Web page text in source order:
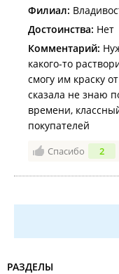
Филиал:
Достоинства: Нет
Комментарий:
какого-то
смогу им краску
сказала не знаю
времени,
покупателей
Спасибо 2
РАЗДЕЛЫ